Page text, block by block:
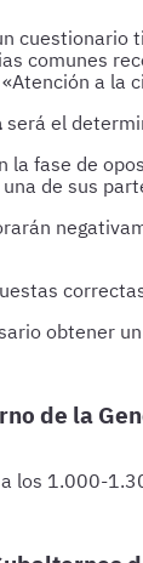
cuestionario
comunes
a la
será el
la fase de
de sus
obtener
de la
los 1.000-